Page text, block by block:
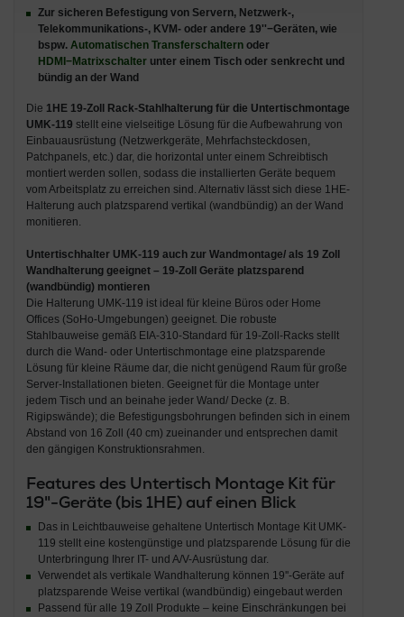
Zur sicheren Befestigung von Servern, Netzwerk-,
Telekommunikations-, KVM- oder andere 19''−Geräten, wie
bspw. Automatischen Transferschalternoder
HDMI−Matrixschalterunter einem Tisch oder senkrecht und
bündig an der Wand
Die 1HE 19-Zoll Rack-Stahlhalterung für die Untertischmontage
UMK-119 stellt eine vielseitige Lösung für die Aufbewahrung von
Einbauausrüstung (Netzwerkgeräte, Mehrfachsteckdosen,
Patchpanels, etc.) dar, die horizontal unter einem Schreibtisch
montiert werden sollen, sodass die installierten Geräte bequem
vom Arbeitsplatz zu erreichen sind. Alternativ lässt sich diese 1HE-
Halterung auch platzsparend vertikal (wandbündig) an der Wand
monitieren.
Untertischhalter UMK-119 auch zur Wandmontage/ als 19 Zoll
Wandhalterung geeignet – 19-Zoll Geräte platzsparend
(wandbündig) montieren
Die Halterung UMK-119 ist ideal für kleine Büros oder Home
Offices (SoHo-Umgebungen) geeignet. Die robuste
Stahlbauweise gemäß EIA-310-Standard für 19-Zoll-Racks stellt
durch die Wand- oder Untertischmontage eine platzsparende
Lösung für kleine Räume dar, die nicht genügend Raum für große
Server-Installationen bieten. Geeignet für die Montage unter
jedem Tisch und an beinahe jeder Wand/ Decke (z. B.
Rigipswände); die Befestigungsbohrungen befinden sich in einem
Abstand von 16 Zoll (40 cm) zueinander und entsprechen damit
den gängigen Konstruktionsrahmen.
Features des Untertisch Montage Kit für
19"-Geräte (bis 1HE) auf einen Blick
Das in Leichtbauweise gehaltene Untertisch Montage Kit UMK-
119 stellt eine kostengünstige und platzsparende Lösung für die
Unterbringung Ihrer IT- und A/V-Ausrüstung dar.
Verwendet als vertikale Wandhalterung können 19''-Geräte auf
platzsparende Weise vertikal (wandbündig) eingebaut werden
Passend für alle 19 Zoll Produkte – keine Einschränkungen bei